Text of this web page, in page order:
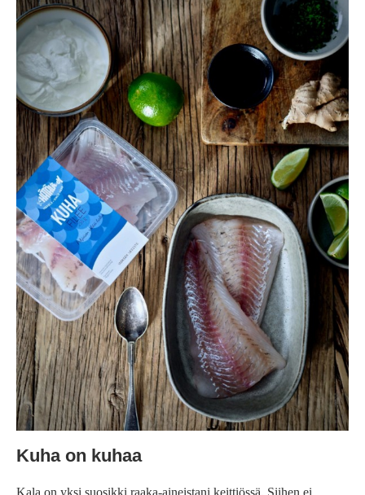
Kuha on kuhaa
Kala on yksi suosikki raaka-aineistani keittiössä. Siihen ei